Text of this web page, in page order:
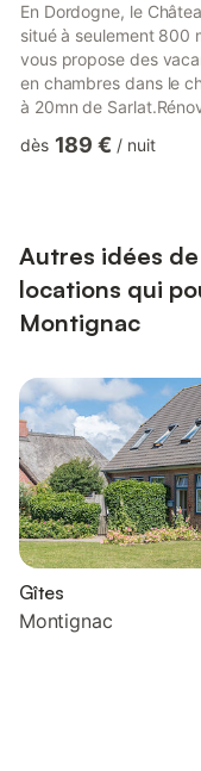
En Dordogne, le
situé à seulement 800
vous propose des
en chambres dans le
à 20mn de
la piscine clôturée et
dès 189 € / nuit
Autres idées
locations qui
Montignac
Gîtes
Montignac